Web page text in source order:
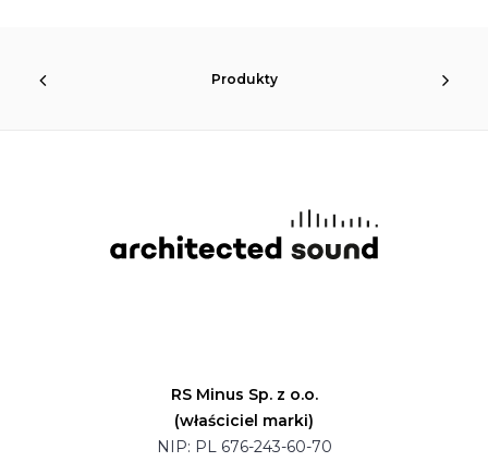
Produkty
RS Minus Sp. z o.o.
(właściciel marki)
NIP: PL 676-243-60-70